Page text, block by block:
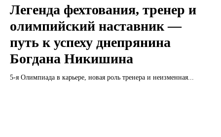
Легенда фехтования, тренер и
олимпийский наставник —
путь к успеху днепрянина
Богдана Никишина
5-я Олимпиада в карьере, новая роль тренера и неизменная...